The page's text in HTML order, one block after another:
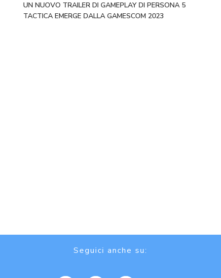
UN NUOVO TRAILER DI GAMEPLAY DI PERSONA 5
TACTICA EMERGE DALLA GAMESCOM 2023
Seguici anche su: